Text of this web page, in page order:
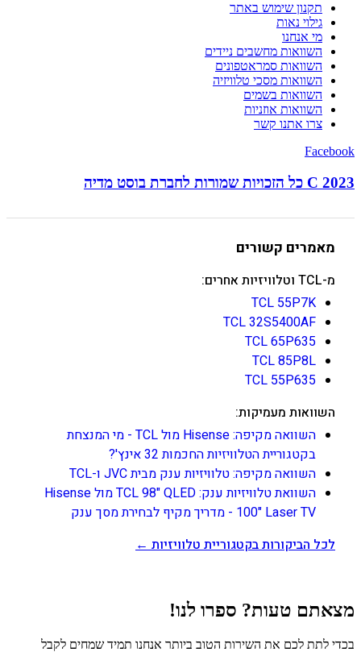
תקנון שימוש באתר
גילוי נאות
מי אנחנו
השוואות מחשבים ניידים
השוואות סמראטפונים
השוואות מסכי טלוויזיה
השוואות בשמים
השוואות אוזניות
צרו אתנו קשר
Facebook
C 2023 כל הזכויות שמורות לחברת בוסט מדיה
מאמרים קשורים
מ-TCL וטלוויזיות אחרים:
TCL 55P7K
TCL 32S5400AF
TCL 65P635
TCL 85P8L
TCL 55P635
השוואות מעמיקות:
השוואה מקיפה: Hisense מול TCL - מי המנצחת
בקטגוריית הטלוויזיות החכמות 32 אינץ'?
השוואה מקיפה: טלוויזיות ענק מבית JVC ו-TCL
השוואת טלוויזיות ענק: TCL 98" QLED מול Hisense
100" Laser TV - מדריך מקיף לבחירת מסך ענק
לכל הביקורות בקטגוריית טלוויזיות ←
מצאתם טעות? ספרו לנו!
בכדי לתת לכם את השירות הטוב ביותר אנחנו תמיד שמחים לקבל